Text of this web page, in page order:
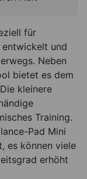
für
entwickelt und
Neben
bietet es dem
kleinere
Training.
Pad Mini
es können viele
erhöht